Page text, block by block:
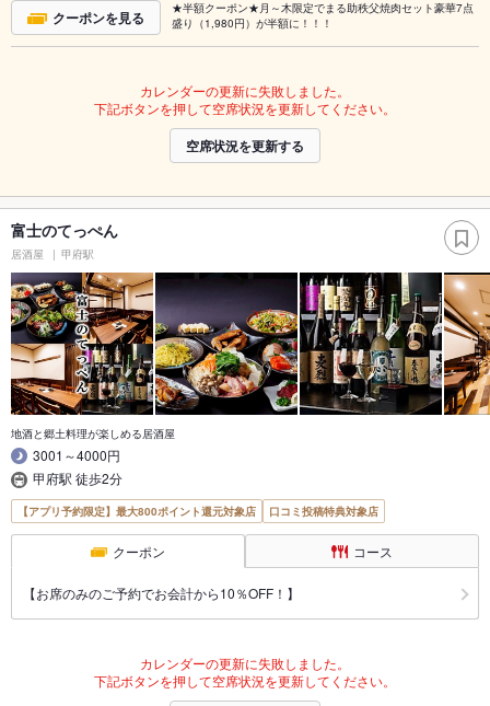
クーポンを見る
★半額クーポン★月～木限定でまる助秩父焼肉セット豪華7点
盛り（1,980円）が半額に！！！
カレンダーの更新に失敗しました。
下記ボタンを押して空席状況を更新してください。
空席状況を更新する
富士のてっぺん
居酒屋 甲府駅
地酒と郷土料理が楽しめる居酒屋
3001～4000円
甲府駅 徒歩2分
【アプリ予約限定】最大800ポイント還元対象店 口コミ投稿特典対象店
クーポン コース
【お席のみのご予約でお会計から10％OFF！】
カレンダーの更新に失敗しました。
下記ボタンを押して空席状況を更新してください。